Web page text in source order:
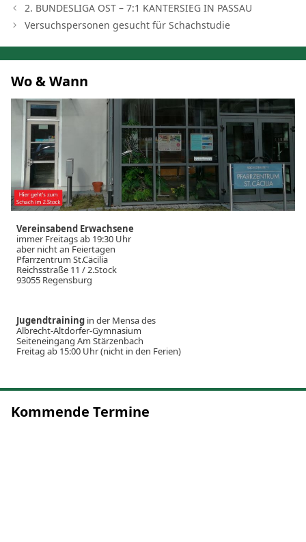
2. BUNDESLIGA OST – 7:1 KANTERSIEG IN PASSAU
Versuchspersonen gesucht für Schachstudie
Wo & Wann
Vereinsabend Erwachsene
immer Freitags ab 19:30 Uhr
aber nicht an Feiertagen
Pfarrzentrum St.Cäcilia
Reichsstraße 11 / 2.Stock
93055 Regensburg
Jugendtraining in der Mensa des
Albrecht-Altdorfer-Gymnasium
Seiteneingang Am Stärzenbach
Freitag ab 15:00 Uhr (nicht in den Ferien)
Kommende Termine